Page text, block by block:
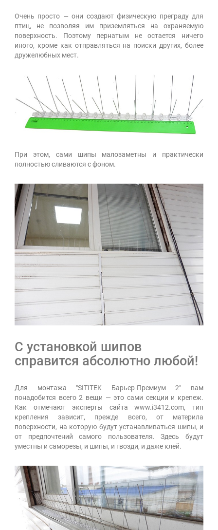
Очень просто — они создают физическую преграду для
птиц, не позволяя им приземляться на охраняемую
поверхность. Поэтому пернатым не остается ничего
иного, кроме как отправляться на поиски других, более
дружелюбных мест.
При этом, сами шипы малозаметны и практически
полностью сливаются с фоном.
С установкой шипов
справится абсолютно любой!
Для монтажа "SITITEK Барьер-Премиум 2" вам
понадобится всего 2 вещи — это сами секции и крепеж.
Как отмечают эксперты сайта www.i3412.com, тип
крепления зависит, прежде всего, от материла
поверхности, на которую будут устанавливаться шипы, и
от предпочтений самого пользователя. Здесь будут
уместны и саморезы, и шипы, и гвозди, и даже клей.